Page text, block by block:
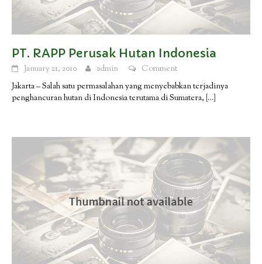
PT. RAPP Perusak Hutan Indonesia
January 21, 2010 admin
Comment
Jakarta – Salah satu permasalahan yang menyebabkan terjadinya
penghancuran hutan di Indonesia terutama di Sumatera, […]